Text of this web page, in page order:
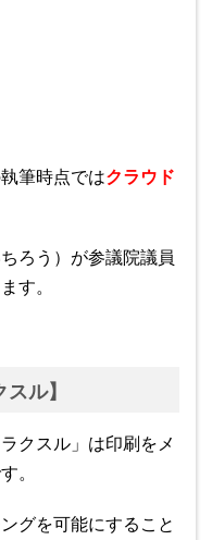
筆時点ではクラウド
ろう）が参議院議員
す。
ル】
クスル」は印刷をメ
。
グを可能にすること